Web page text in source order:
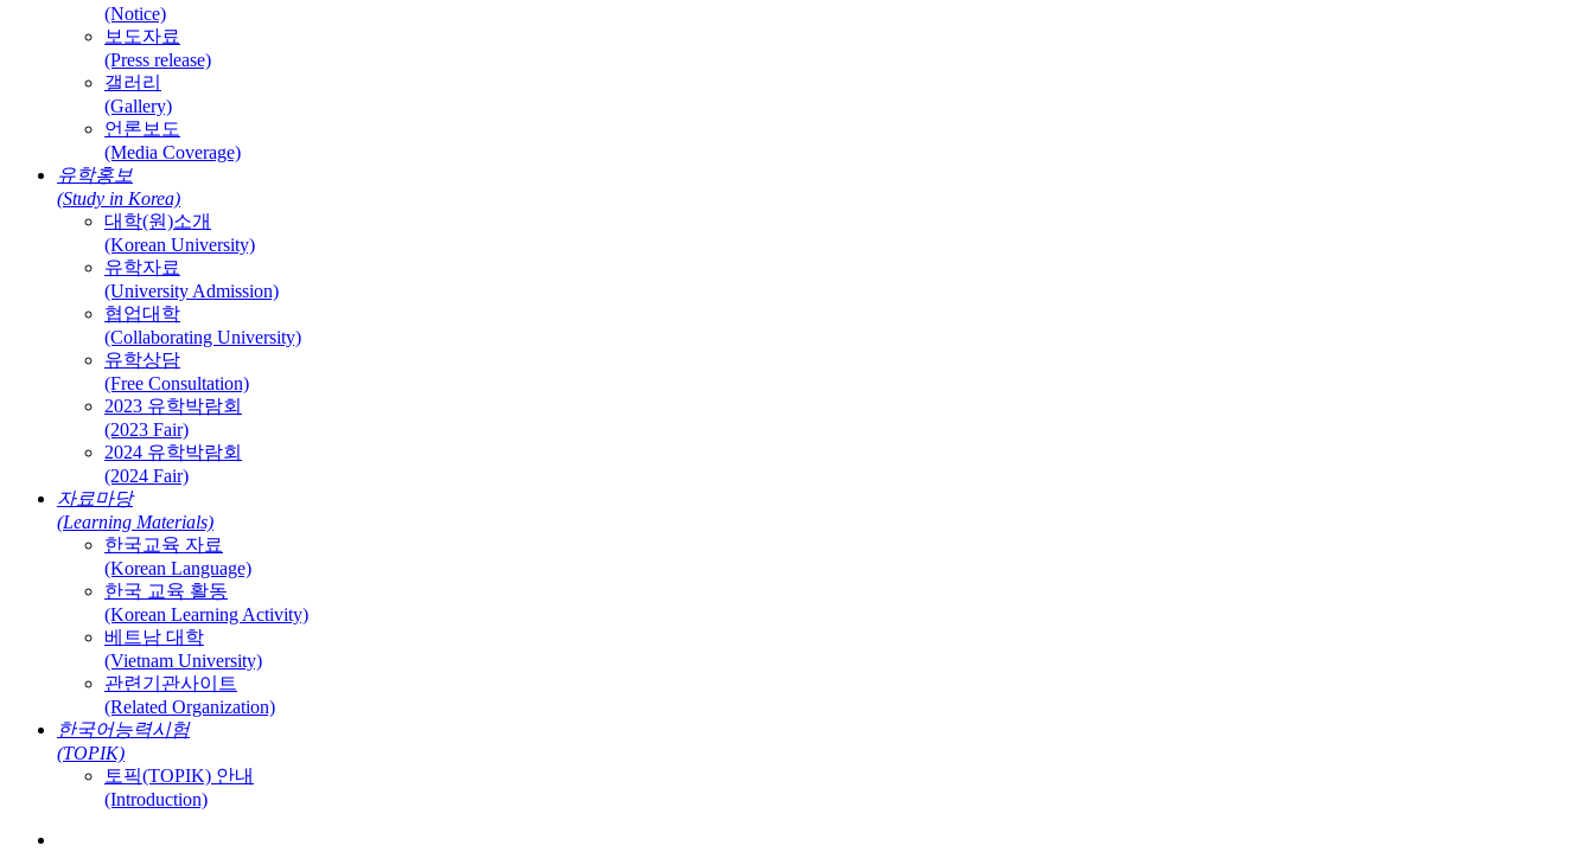
(Notice)
보도자료
(Press release)
갤러리
(Gallery)
언론보도
(Media Coverage)
유학홍보
(Study in Korea)
대학(원)소개
(Korean University)
유학자료
(University Admission)
협업대학
(Collaborating University)
유학상담
(Free Consultation)
2023 유학박람회
(2023 Fair)
2024 유학박람회
(2024 Fair)
자료마당
(Learning Materials)
한국교육 자료
(Korean Language)
한국 교육 활동
(Korean Learning Activity)
베트남 대학
(Vietnam University)
관련기관사이트
(Related Organization)
한국어능력시험
(TOPIK)
토픽(TOPIK) 안내
(Introduction)